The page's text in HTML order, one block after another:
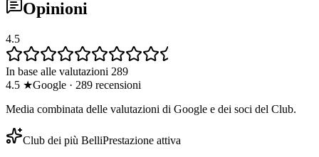
Opinioni
4.5
In base alle valutazioni 289
4.5 ★Google · 289 recensioni
Media combinata delle valutazioni di Google e dei soci del Club.
Club dei più BelliPrestazione attiva